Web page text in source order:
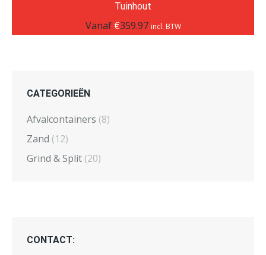
Tuinhout
Vanaf €359.97 incl. BTW
CATEGORIEËN
Afvalcontainers (8)
Zand (12)
Grind & Split (20)
CONTACT: